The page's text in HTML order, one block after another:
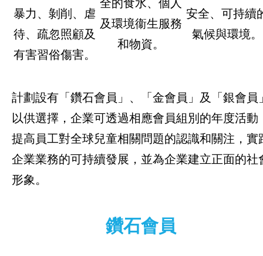
暴力、剝削、虐
待、疏忽照顧及
有害習俗傷害。
全的食水、個人
及環境衞生服務
和物資。
安全、可持續
氣候與環境。
計劃設有「鑽石會員」、「金會員」及「銀會員
以供選擇，企業可透過相應會員組別的年度活動
提高員工對全球兒童相關問題的認識和關注，實
企業業務的可持續發展，並為企業建立正面的社
形象。
鑽石會員